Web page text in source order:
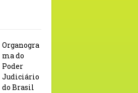
Organogra
ma do
Poder
Judiciário
do Brasil